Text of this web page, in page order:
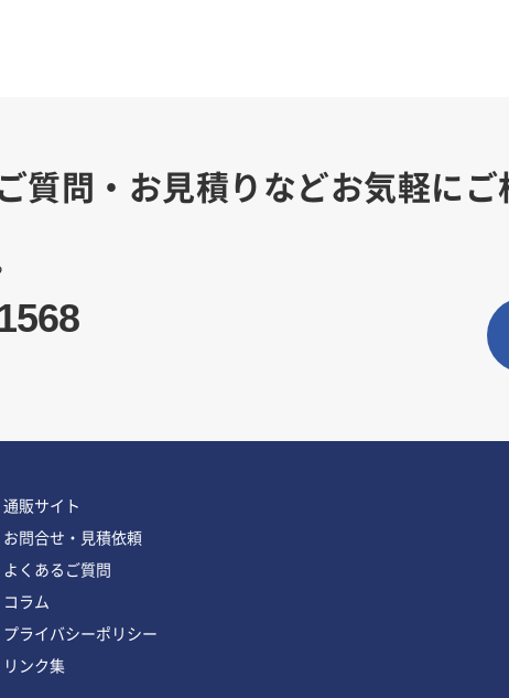
質問・お見積りなどお気軽にご
通販サイト
お問合せ・見積依頼
よくあるご質問
コラム
プライバシーポリシー
リンク集